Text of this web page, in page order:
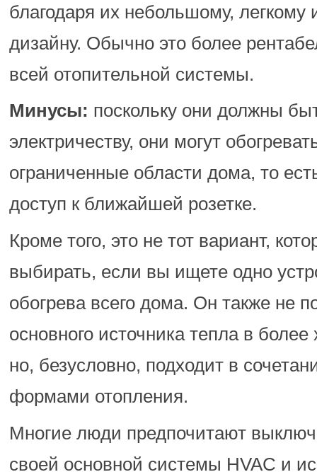
благодаря их небольшому, легкому
дизайну. Обычно это более
всей отопительной системы.
Минусы: поскольку они должны
электричеству, они могут
ограниченные области дома, то
доступ к ближайшей розетке.
Кроме того, это не тот вариант,
выбирать, если вы ищете одно
обогрева всего дома. Он также не
основного источника тепла в
но, безусловно, подходит в
формами отопления.
Многие люди предпочитают
своей основной системы HVAC и